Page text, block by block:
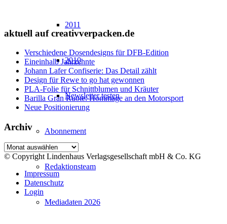
2011
2010
Newsletter testen
Abonnement
Redaktionsteam
Mediadaten 2026
aktuell auf creativverpacken.de
Verschiedene Dosendesigns für DFB-Edition
Eineinhalb Jahrzehnte
Johann Lafer Confiserie: Das Detail zählt
Design für Rewe to go hat gewonnen
PLA-Folie für Schnittblumen und Kräuter
Barilla Gran Ruote: Hommage an den Motorsport
Neue Positionierung
Archiv
Archiv
© Copyright Lindenhaus Verlagsgesellschaft mbH & Co. KG
Impressum
Datenschutz
Login